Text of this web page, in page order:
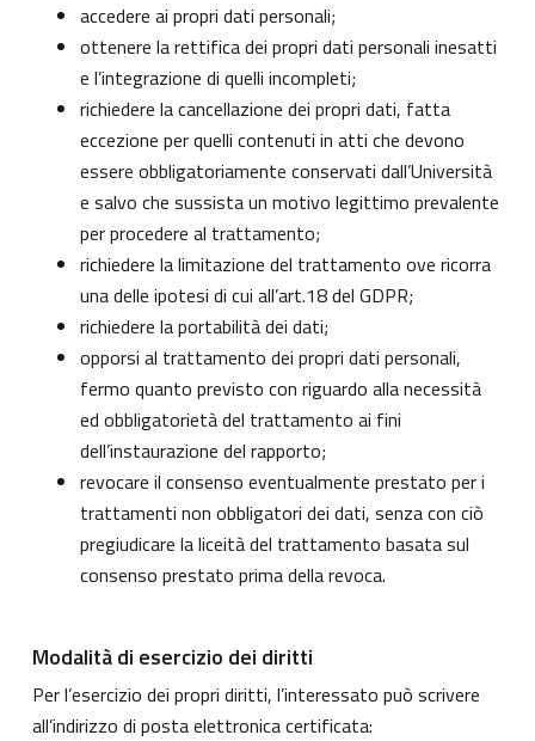
accedere ai propri dati personali;
ottenere la rettifica dei propri dati personali inesatti
e l’integrazione di quelli incompleti;
richiedere la cancellazione dei propri dati, fatta
eccezione per quelli contenuti in atti che devono
essere obbligatoriamente conservati dall’Università
e salvo che sussista un motivo legittimo prevalente
per procedere al trattamento;
richiedere la limitazione del trattamento ove ricorra
una delle ipotesi di cui all’art.18 del GDPR;
richiedere la portabilità dei dati;
opporsi al trattamento dei propri dati personali,
fermo quanto previsto con riguardo alla necessità
ed obbligatorietà del trattamento ai fini
dell’instaurazione del rapporto;
revocare il consenso eventualmente prestato per i
trattamenti non obbligatori dei dati, senza con ciò
pregiudicare la liceità del trattamento basata sul
consenso prestato prima della revoca.
Modalità di esercizio dei diritti
Per l’esercizio dei propri diritti, l’interessato può scrivere
all’indirizzo di posta elettronica certificata: